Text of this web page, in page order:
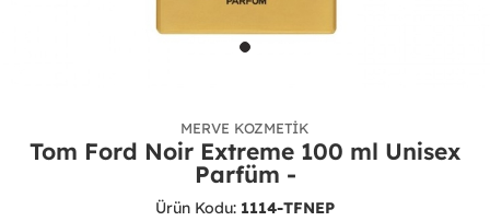
MERVE KOZMETIK
Tom Ford Noir Extreme 100 ml Unisex
Parfüm -
Ürün Kodu: 1114-TFNEP